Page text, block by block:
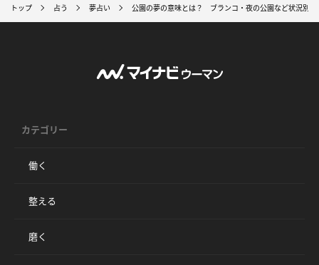
トップ 占う 夢占い 公園の夢の意味とは？ ブランコ・夜の公園など状況別
カテゴリー
働く
整える
磨く